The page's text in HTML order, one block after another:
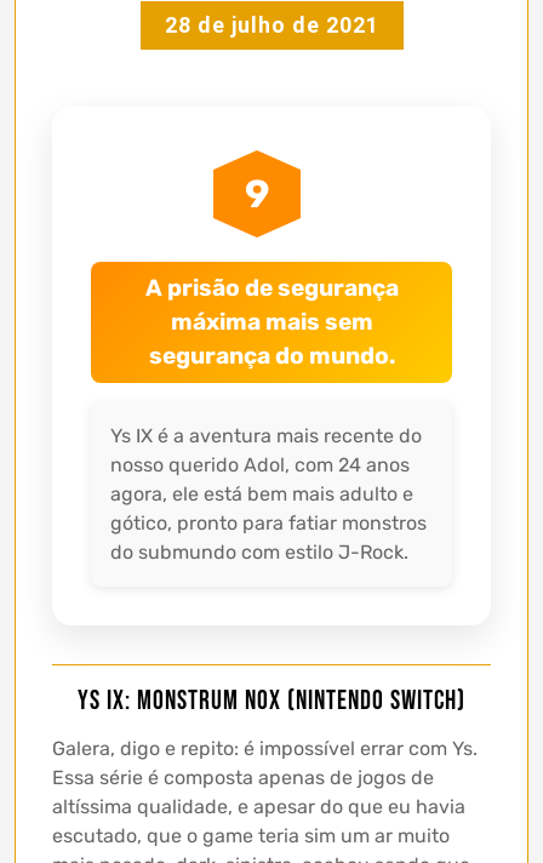
28 de julho de 2021
9
A prisão de segurança
máxima mais sem
segurança do mundo.
Ys IX é a aventura mais recente do
nosso querido Adol, com 24 anos
agora, ele está bem mais adulto e
gótico, pronto para fatiar monstros
do submundo com estilo J-Rock.
Ys IX: Monstrum Nox (Nintendo Switch)
Galera, digo e repito: é impossível errar com Ys.
Essa série é composta apenas de jogos de
altíssima qualidade, e apesar do que eu havia
escutado, que o game teria sim um ar muito